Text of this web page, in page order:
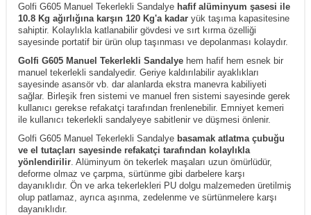
Golfi G605 Manuel Tekerlekli Sandalye hafif alüminyum şasesi ile
10.8 Kg ağırlığına karşın 120 Kg'a kadar yük taşıma kapasitesine
sahiptir. Kolaylıkla katlanabilir gövdesi ve sırt kırma özelliği
sayesinde portatif bir ürün olup taşınması ve depolanması kolaydır.
Golfi G605 Manuel Tekerlekli Sandalye hem hafif hem esnek bir
manuel tekerlekli sandalyedir. Geriye kaldırılabilir ayaklıkları
sayesinde asansör vb. dar alanlarda ekstra manevra kabiliyeti
sağlar. Birleşik fren sistemi ve manuel fren sistemi sayesinde gerek
kullanıcı gerekse refakatçi tarafından frenlenebilir. Emniyet kemeri
ile kullanıcı tekerlekli sandalyeye sabitlenir ve düşmesi önlenir.
Golfi G605 Manuel Tekerlekli Sandalye basamak atlatma çubuğu
ve el tutaçları sayesinde refakatçi tarafından kolaylıkla
yönlendirilir . Alüminyum ön tekerlek maşaları uzun ömürlüdür,
deforme olmaz ve çarpma, sürtünme gibi darbelere karşı
dayanıklıdır. Ön ve arka tekerlekleri PU dolgu malzemeden üretilmiş
olup patlamaz, ayrıca aşınma, zedelenme ve sürtünmelere karşı
dayanıklıdır.